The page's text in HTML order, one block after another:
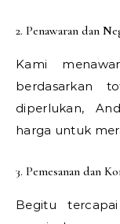
2. Penawaran dan
Kami
berdasarkan
diperlukan,
harga untuk
3. Pemesanan dan
Begitu